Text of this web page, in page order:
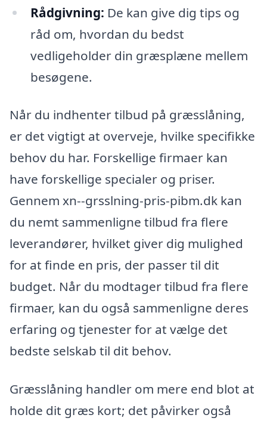
Rådgivning: De kan give dig tips og
råd om, hvordan du bedst
vedligeholder din græsplæne mellem
besøgene.
Når du indhenter tilbud på græsslåning,
er det vigtigt at overveje, hvilke specifikke
behov du har. Forskellige firmaer kan
have forskellige specialer og priser.
Gennem xn--grsslning-pris-pibm.dk kan
du nemt sammenligne tilbud fra flere
leverandører, hvilket giver dig mulighed
for at finde en pris, der passer til dit
budget. Når du modtager tilbud fra flere
firmaer, kan du også sammenligne deres
erfaring og tjenester for at vælge det
bedste selskab til dit behov.
Græsslåning handler om mere end blot at
holde dit græs kort; det påvirker også